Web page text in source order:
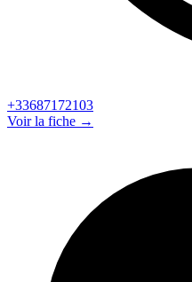
+33687172103
Voir la fiche →